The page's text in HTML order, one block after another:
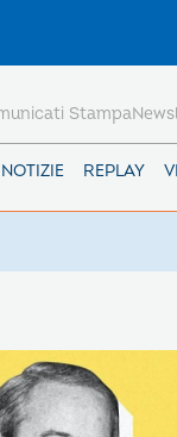
NOTIZIE REPLAY
Stampa